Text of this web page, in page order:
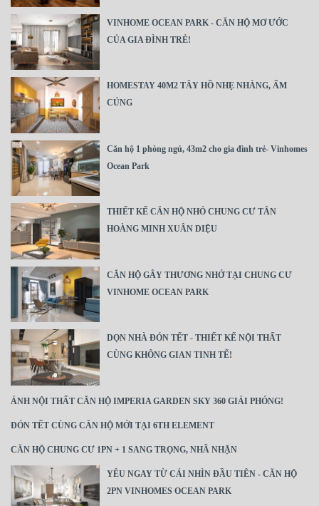
VINHOME OCEAN PARK - CĂN HỘ MƠ ƯỚC
CỦA GIA ĐÌNH TRẺ!
HOMESTAY 40M2 TÂY HỒ NHẸ NHÀNG, ẤM
CÚNG
Căn hộ 1 phòng ngủ, 43m2 cho gia đình trẻ- Vinhomes
Ocean Park
THIẾT KẾ CĂN HỘ NHỎ CHUNG CƯ TÂN
HOÀNG MINH XUÂN DIỆU
CĂN HỘ GÂY THƯƠNG NHỚ TẠI CHUNG CƯ
VINHOME OCEAN PARK
DỌN NHÀ ĐÓN TẾT - THIẾT KẾ NỘI THẤT
CÙNG KHÔNG GIAN TINH TẾ!
ẢNH NỘI THẤT CĂN HỘ IMPERIA GARDEN SKY 360 GIẢI PHÓNG!
ĐÓN TẾT CÙNG CĂN HỘ MỚI TẠI 6TH ELEMENT
CĂN HỘ CHUNG CƯ 1PN + 1 SANG TRỌNG, NHÃ NHẶN
YÊU NGAY TỪ CÁI NHÌN ĐẦU TIÊN - CĂN HỘ
2PN VINHOMES OCEAN PARK